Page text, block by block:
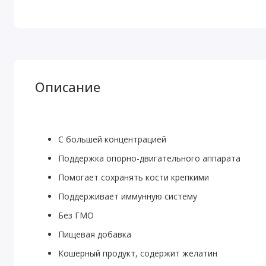
Описание
С большей концентрацией
Поддержка опорно-двигательного аппарата
Помогает сохранять кости крепкими
Поддерживает иммунную систему
Без ГМО
Пищевая добавка
Кошерный продукт, содержит желатин